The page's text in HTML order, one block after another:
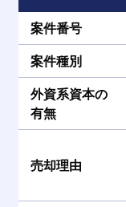
案件番号
案件種別
外資系資本の
有無
売却理由